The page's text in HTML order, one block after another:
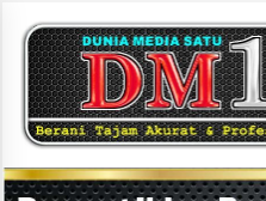
content